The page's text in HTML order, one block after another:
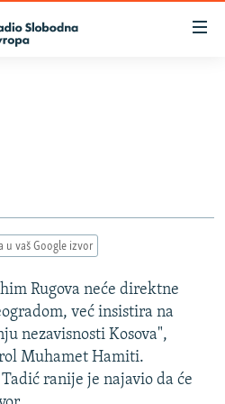
u vaš Google izvor
Rugova neće direktne
već insistira na
nezavisnosti Kosova",
Muhamet Hamiti.
ranije je najavio da će